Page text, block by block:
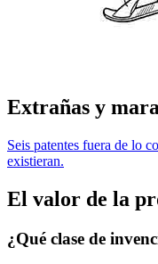
Extrañas y
Seis patentes fuera de lo
existieran.
El valor de la
¿Qué clase de